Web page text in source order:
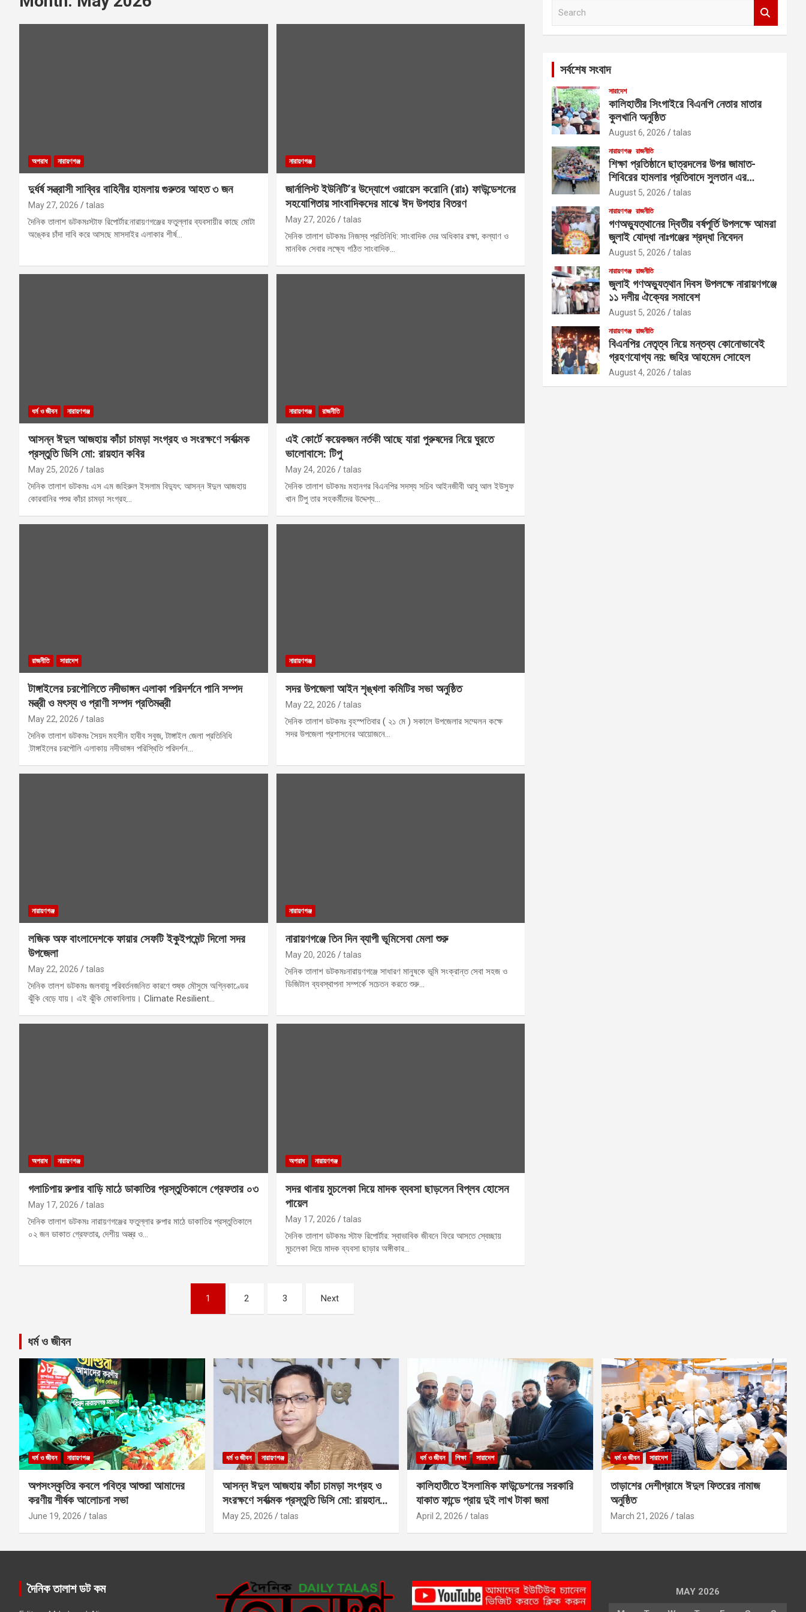
অপরাধ নারায়ণগঞ্জ
দুর্ধর্ষ সন্ত্রাসী সাব্বির বাহিনীর হামলায় গুরুতর আহত ৩ জন
May 27, 2026 talas
দৈনিক তালাশ ডটকমঃস্টাফ রিপোর্টার:নারায়ণগঞ্জের ফতুল্লার ব্যবসায়ীর কাছে মোটা
অঙ্কের চাঁদা দাবি করে আসছে মাসদাইর এলাকার শীর্ষ…
নারায়ণগঞ্জ
জার্নালিস্ট ইউনিটি’র উদ্যোগে ওয়ায়েস করোনি (রাঃ) ফাউন্ডেশনের
সহযোগিতায় সাংবাদিকদের মাঝে ঈদ উপহার বিতরণ
May 27, 2026 talas
দৈনিক তালাশ ডটকমঃ নিজস্ব প্রতিনিধি: সাংবাদিক দের অধিকার রক্ষা, কল্যাণ ও
মানবিক সেবার লক্ষ্যে গঠিত সাংবাদিক…
ধর্ম ও জীবন নারায়ণগঞ্জ
আসন্ন ঈদুল আজহায় কাঁচা চামড়া সংগ্রহ ও সংরক্ষণে সর্বাত্মক
প্রস্তুতি ডিসি মো: রায়হান কবির
May 25, 2026 talas
দৈনিক তালাশ ডটকমঃ এস এম জহিরুল ইসলাম বিদ্যুৎ: আসন্ন ঈদুল আজহায়
কোরবানির পশুর কাঁচা চামড়া সংগ্রহ…
নারায়ণগঞ্জ রাজনীতি
এই কোর্টে কয়েকজন নর্তকী আছে যারা পুরুষদের নিয়ে ঘুরতে
ভালোবাসে: টিপু
May 24, 2026 talas
দৈনিক তালাশ ডটকমঃ মহানগর বিএনপির সদস্য সচিব আইনজীবী আবু আল ইউসুফ
খান টিপু তার সহকর্মীদের উদ্দেশ্য…
রাজনীতি সারাদেশ
টাঙ্গাইলের চরপৌলিতে নদীভাঙ্গন এলাকা পরিদর্শনে পানি সম্পদ
মন্ত্রী ও মৎস্য ও প্রাণী সম্পদ প্রতিমন্ত্রী
May 22, 2026 talas
দৈনিক তালাশ ডটকমঃ সৈয়দ মহসীন হাবীব সবুজ, টাঙ্গাইল জেলা প্রতিনিধি
:টাঙ্গাইলের চরপৌলি এলাকায় নদীভাঙ্গন পরিস্থিতি পরিদর্শন…
নারায়ণগঞ্জ
সদর উপজেলা আইন শৃঙ্খলা কমিটির সভা অনুষ্ঠিত
May 22, 2026 talas
দৈনিক তালাশ ডটকমঃ বৃহস্পতিবার ( ২১ মে ) সকালে উপজেলার সম্মেলন কক্ষে
সদর উপজেলা প্রশাসনের আয়োজনে…
নারায়ণগঞ্জ
লজিক অফ বাংলাদেশকে ফায়ার সেফটি ইকুইপমেন্ট দিলো সদর
উপজেলা
May 22, 2026 talas
দৈনিক তালশ ডটকমঃ ‎জলবায়ু পরিবর্তনজনিত কারণে শুষ্ক মৌসুমে অগ্নিকাণ্ডের
ঝুঁকি বেড়ে যায়। এই ঝুঁকি মোকাবিলায়। Climate Resilient…
নারায়ণগঞ্জ
নারায়ণগঞ্জে তিন দিন ব্যাপী ভূমিসেবা মেলা শুরু
May 20, 2026 talas
দৈনিক তালাশ ডটকমঃনারায়ণগঞ্জে সাধারণ মানুষকে ভূমি সংক্রান্ত সেবা সহজ ও
ডিজিটাল ব্যবস্থাপনা সম্পর্কে সচেতন করতে শুরু…
অপরাধ নারায়ণগঞ্জ
গলাচিপায় রুপার বাড়ি মাঠে ডাকাতির প্রস্তুতিকালে গ্রেফতার ০৩
May 17, 2026 talas
দৈনিক তালাশ ডটকমঃ নারায়ণগঞ্জের ফতুল্লার রুপার মাঠে ডাকাতির প্রস্তুতিকালে
০২ জন ডাকাত গ্রেফতার, দেশীয় অস্ত্র ও…
অপরাধ নারায়ণগঞ্জ
সদর থানায় মুচলেকা দিয়ে মাদক ব্যবসা ছাড়লেন বিপ্লব হোসেন
পায়েল
May 17, 2026 talas
দৈনিক তালাশ ডটকমঃ স্টাফ রিপোর্টার: স্বাভাবিক জীবনে ফিরে আসতে স্বেচ্ছায়
মুচলেকা দিয়ে মাদক ব্যবসা ছাড়ার অঙ্গীকার…
1 2 3 Next
সর্বশেষ সংবাদ
সারাদেশ
কালিহাতীর সিংগাইরে বিএনপি নেতার মাতার
কুলখানি অনুষ্ঠিত
August 6, 2026 talas
নারায়ণগঞ্জ রাজনীতি
শিক্ষা প্রতিষ্ঠানে ছাত্রদলের উপর জামাত-
শিবিরের হামলার প্রতিবাদে সুলতান এর
নেতৃত্বে বিক্ষোভ
August 5, 2026 talas
নারায়ণগঞ্জ রাজনীতি
গণঅভ্যুত্থানের দ্বিতীয় বর্ষপূর্তি উপলক্ষে আমরা
জুলাই যোদ্ধা নাঃগঞ্জের শ্রদ্ধা নিবেদন
August 5, 2026 talas
নারায়ণগঞ্জ রাজনীতি
জুলাই গণঅভ্যুত্থান দিবস উপলক্ষে নারায়ণগঞ্জে
১১ দলীয় ঐক্যের সমাবেশ
August 5, 2026 talas
নারায়ণগঞ্জ রাজনীতি
বিএনপির নেতৃত্ব নিয়ে মন্তব্য কোনোভাবেই
গ্রহণযোগ্য নয়: জহির আহমেদ সোহেল
August 4, 2026 talas
ধর্ম ও জীবন
ধর্ম ও জীবন নারায়ণগঞ্জ
অপসংস্কৃতির কবলে পবিত্র আশুরা আমাদের
করণীয় শীর্ষক আলোচনা সভা
June 19, 2026 talas
ধর্ম ও জীবন নারায়ণগঞ্জ
আসন্ন ঈদুল আজহায় কাঁচা চামড়া সংগ্রহ ও
সংরক্ষণে সর্বাত্মক প্রস্তুতি ডিসি মো: রায়হান
কবির
May 25, 2026 talas
ধর্ম ও জীবন শিক্ষা সারাদেশ
কালিহাতীতে ইসলামিক ফাউন্ডেশনের সরকারি
যাকাত ফান্ডে প্রায় দুই লাখ টাকা জমা
April 2, 2026 talas
ধর্ম ও জীবন সারাদেশ
তাড়াশের দেশীগ্রামে ঈদুল ফিতরের নামাজ
অনুষ্ঠিত
March 21, 2026 talas
দৈনিক তালাশ ডট কম MAY 2026